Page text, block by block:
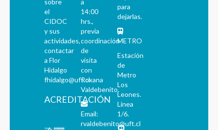
sobre
el
CIDOC
y sus
actividades,
contactar
a Flor
Hidalgo
fhidalgo@uft.cl
ACREDITACIÓN
a
14:00
hrs.,
previa
coordinación
de
visita
con
Roxana
Valdebenito.
Email:
rvaldebenito@uft.cl
para
dejarlas.
METRO
Estación
de
Metro
Los
Leones.
Línea
1/6.